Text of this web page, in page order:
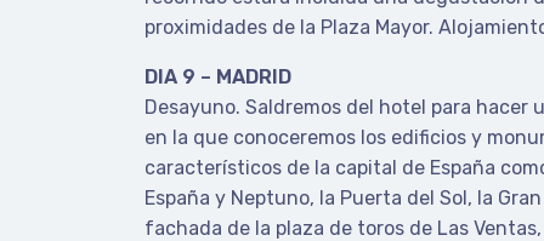
proximidades de la Plaza Mayor.
DIA 9 – MADRID
Desayuno. Saldremos del hotel para hacer
en la que conoceremos los edificios y
característicos de la capital de España
España y Neptuno, la Puerta del Sol, la
fachada de la plaza de toros de Las